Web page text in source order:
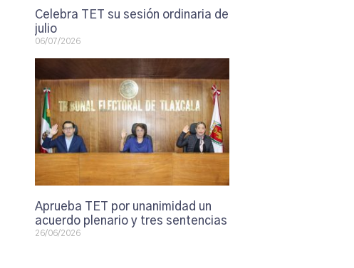
Celebra TET su sesión ordinaria de
julio
06/07/2026
Aprueba TET por unanimidad un
acuerdo plenario y tres sentencias
26/06/2026